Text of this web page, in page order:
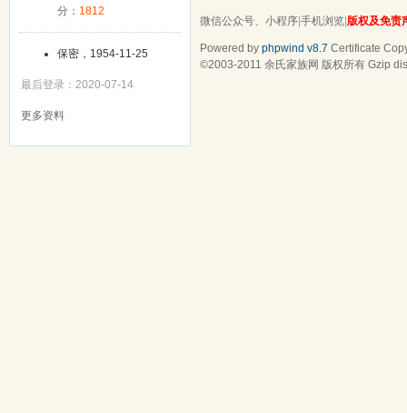
分： 1812
保密，1954-11-25
最后登录：2020-07-14
更多资料
微信公众号、小程序 手机浏览 版权及免责
Powered by phpwind v8.7 Certificate
©2003-2011 余氏家族网 版权所有 Gzip